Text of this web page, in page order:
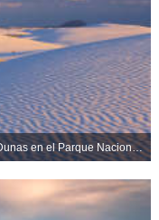
Dunas en el Parque Nacional White Sands, Nuevo México, EE.UU.